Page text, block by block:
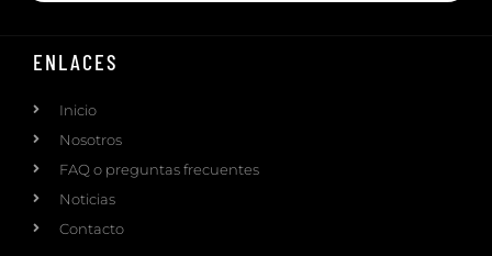
ENLACES
Inicio
Nosotros
FAQ o preguntas frecuentes
Noticias
Contacto